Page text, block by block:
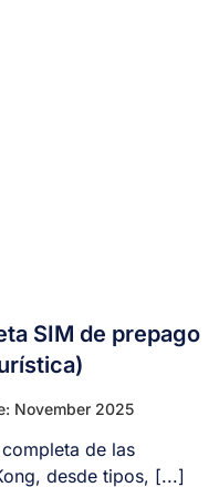
SIM de prepago
November 2025
de las
desde tipos, [...]